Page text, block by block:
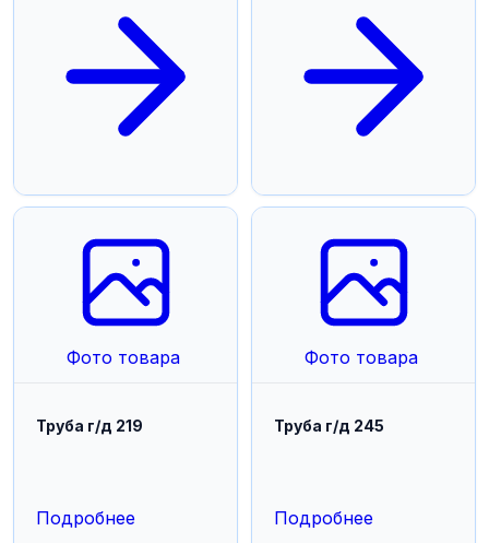
Фото товара
Труба г/д 219
Подробнее
Фото товара
Труба г/д 245
Подробнее